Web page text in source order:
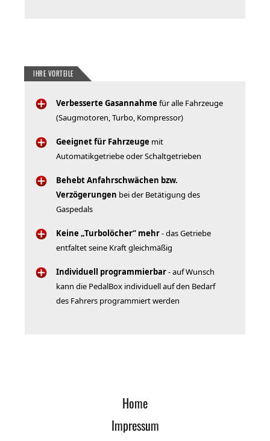
IHRE VORTEILE
Verbesserte Gasannahme für alle Fahrzeuge
(Saugmotoren, Turbo, Kompressor)
Geeignet für Fahrzeuge mit
Automatikgetriebe oder Schaltgetrieben
Behebt Anfahrschwächen bzw.
Verzögerungen bei der Betätigung des
Gaspedals
Keine „Turbolöcher“ mehr- das Getriebe
entfaltet seine Kraft gleichmäßig
Individuell programmierbar- auf Wunsch
kann die PedalBox individuell auf den Bedarf
des Fahrers programmiert werden
Home
Impressum